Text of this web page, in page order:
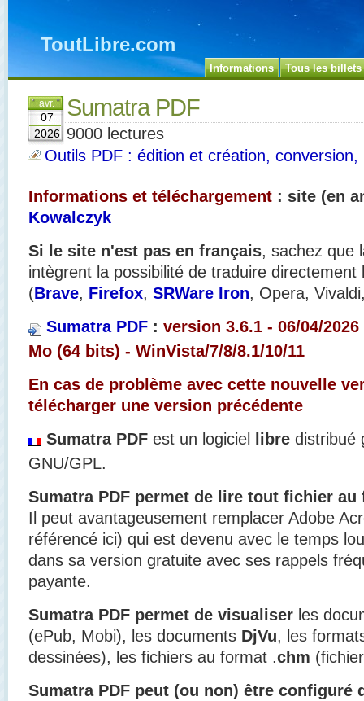
ToutLibre.com
Informations Tous les billets
avr.
07
2026
Sumatra PDF
9000 lectures
Outils PDF : édition et création, conversion,
Informations et téléchargement : site (en
Kowalczyk
Si le site n'est pas en français, sachez que
intègrent la possibilité de traduire directement
(Brave, Firefox, SRWare Iron, Opera,
Sumatra PDF : version 3.6.1 - 06/04/
Mo (64 bits) - WinVista/7/8/8.1/10/11
En cas de problème avec cette nouvelle
télécharger une version précédente
Sumatra PDF est un logiciel libre distribué
GNU/GPL.
Sumatra PDF permet de lire tout fichier au
Il peut avantageusement remplacer Adobe
référencé ici) qui est devenu avec le temps
dans sa version gratuite avec ses rappels
payante.
Sumatra PDF permet de visualiser les
(ePub, Mobi), les documents DjVu, les
dessinées), les fichiers au format .chm
Sumatra PDF peut (ou non) être configuré